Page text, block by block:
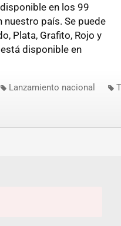
en los 99
país. Se puede
Plata, Grafito, Rojo y
disponible en
Lanzamiento nacional